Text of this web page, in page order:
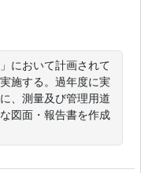
において計画されて
施する。過年度に実
、測量及び管理用道
図面・報告書を作成